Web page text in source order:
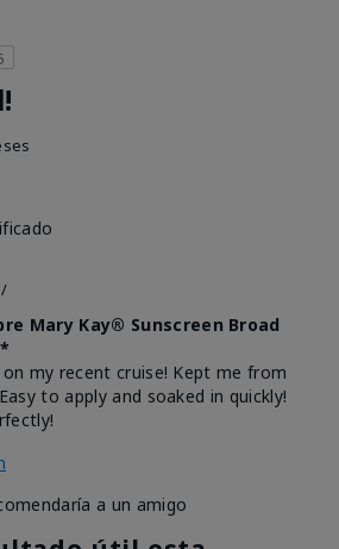
Mary Kay® Sunscreen Broad
my recent cruise! Kept me from
to apply and soaked in quickly!
a un amigo